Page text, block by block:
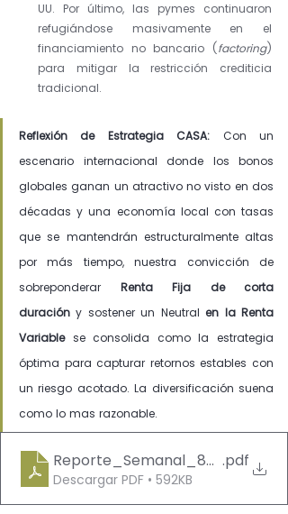
UU. Por último, las pymes continuaron
refugiándose masivamente en el
financiamiento no bancario (factoring)
para mitigar la restricción crediticia
tradicional.
Reflexión de Estrategia CASA: Con un
escenario internacional donde los bonos
globales ganan un atractivo no visto en dos
décadas y una economía local con tasas
que se mantendrán estructuralmente altas
por más tiempo, nuestra convicción de
sobreponderar Renta Fija de corta
duración y sostener un Neutral en la Renta
Variable se consolida como la estrategia
óptima para capturar retornos estables con
un riesgo acotado. La diversificación suena
como lo mas razonable.
.pdf
Descargar PDF • 592KB